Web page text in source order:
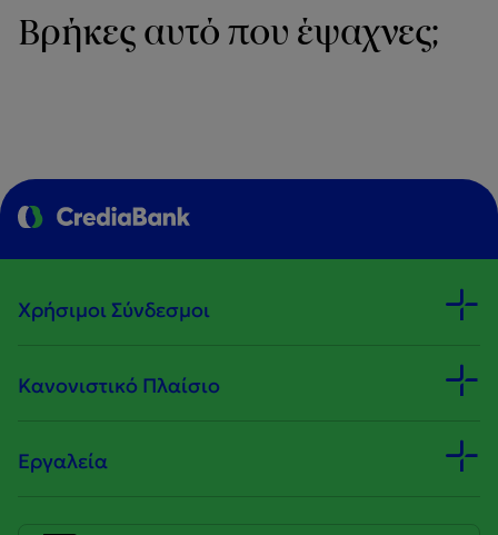
Βρήκες αυτό που έψαχνες;
Χρήσιμοι Σύνδεσμοι
Κανονιστικό Πλαίσιο
Εργαλεία